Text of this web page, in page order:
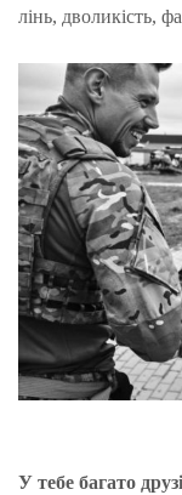
лінь, дволикість,
У тебе багато